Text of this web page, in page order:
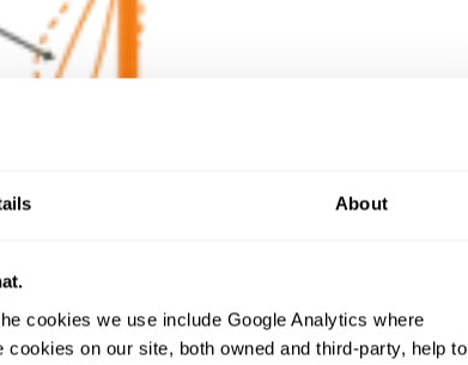
About
cookies we use include Google Analytics where
on our site, both owned and third-party, help to